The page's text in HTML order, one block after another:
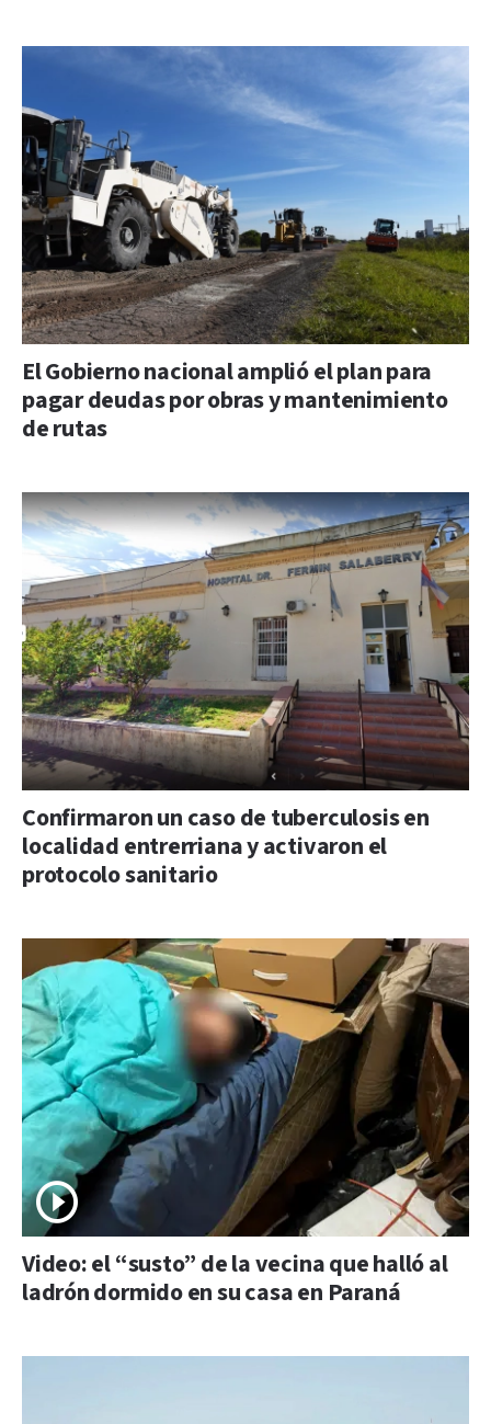
El Gobierno nacional amplió el plan para
pagar deudas por obras y mantenimiento
de rutas
Confirmaron un caso de tuberculosis en
localidad entrerriana y activaron el
protocolo sanitario
Video: el “susto” de la vecina que halló al
ladrón dormido en su casa en Paraná